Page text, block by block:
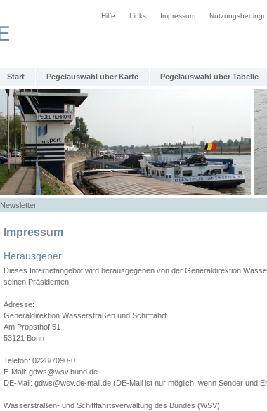
Hilfe Links Impressum
Start Pegelauswahl über Karte Pegelauswahl über Tabelle
Newsletter
Impressum
Herausgeber
Dieses Internetangebot wird herausgegeben von der Generaldirektion
seinen Präsidenten.
Adresse:
Generaldirektion Wasserstraßen und Schifffahrt
Am Propsthof 51
53121 Bonn
Telefon: 0228/7090-0
E-Mail: gdws@wsv.bund.de
DE-Mail: gdws@wsv.de-mail.de (DE-Mail ist nur möglich, wenn Sender und
Wasserstraßen- und Schifffahrtsverwaltung des Bundes (WSV)